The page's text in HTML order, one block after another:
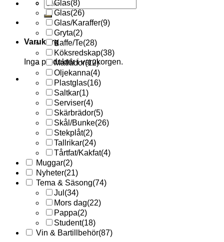
Sök
efter:
Varukorg
Inga produkter i varukorgen.
Glas(8)
Glas(26)
Glas/Karaffer(9)
Gryta(2)
Kaffe/Te(28)
Köksredskap(38)
Matlådor(12)
Oljekanna(4)
Plastglas(16)
Saltkar(1)
Serviser(4)
Skärbrädor(5)
Skål/Bunke(26)
Stekplåt(2)
Tallrikar(24)
Tårtfat/Kakfat(4)
Muggar(2)
Nyheter(21)
Tema & Säsong(74)
Jul (34)
Mors dag(22)
Pappa(2)
Student(18)
Vin & Bartillbehör(87)